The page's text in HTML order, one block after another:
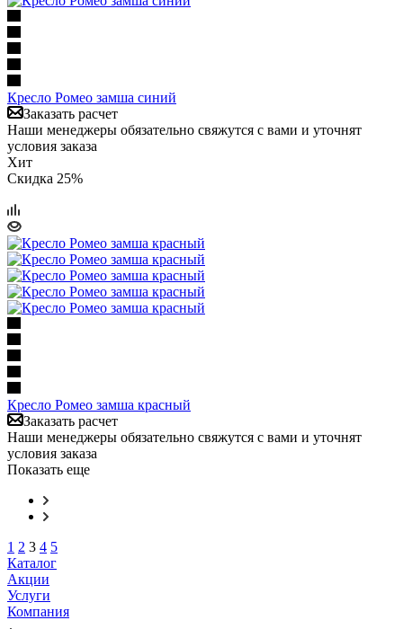
Кресло Ромео замша синий
Заказать расчет
Наши менеджеры обязательно свяжутся с вами и уточнят
условия заказа
Хит
Скидка 25%
Кресло Ромео замша красный
Заказать расчет
Наши менеджеры обязательно свяжутся с вами и уточнят
условия заказа
Показать еще
1 2 3 4 5
Каталог
Акции
Услуги
Компания